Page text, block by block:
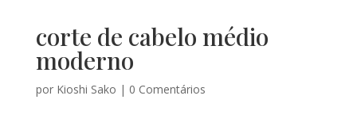
corte de cabelo médio
moderno
por Kioshi Sako | 0 Comentários